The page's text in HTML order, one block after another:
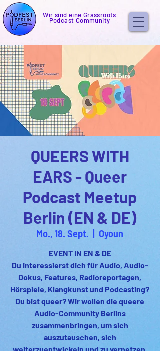
Wir sind eine Grassroots
Podcast Community
QUEERS WITH
EARS - Queer
Podcast Meetup
Berlin (EN & DE)
Mo., 18. Sept. Oyoun
EVENT IN EN & DE
Du interessierst dich für Audio, Audio-
Dokus, Features, Radioreportagen,
Hörspiele, Klangkunst und Podcasting?
Du bist queer? Wir wollen die queere
Audio-Community Berlins
zusammenbringen, um sich
auszutauschen, sich